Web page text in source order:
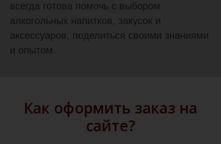
всегда готова помочь с выбором
алкогольных напитков, закусок и
аксессуаров, поделиться своими знаниями
и опытом.
Как оформить заказ на
сайте?